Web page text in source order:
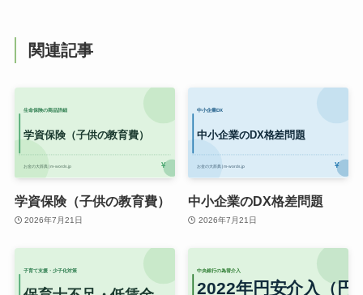
関連記事
学資保険（子供の教育費）
2026年7月21日
中小企業のDX格差問題
2026年7月21日